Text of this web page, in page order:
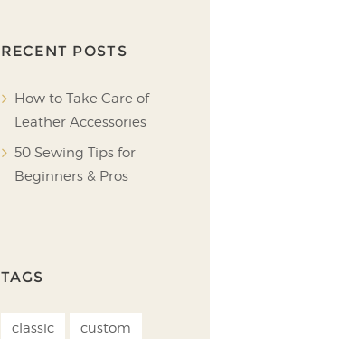
RECENT POSTS
How to Take Care of
Leather Accessories
50 Sewing Tips for
Beginners & Pros
TAGS
classic custom